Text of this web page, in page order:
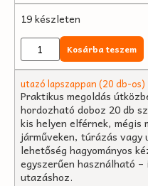
19 készleten
Kosárba teszem
utazó lapszappan (20 db-os)
Praktikus megoldás
hordozható doboz 20 db
kis helyen elférnek, mégis
járműveken, túrázás vagy
lehetőség hagyományos
egyszerűen használható
utazáshoz.